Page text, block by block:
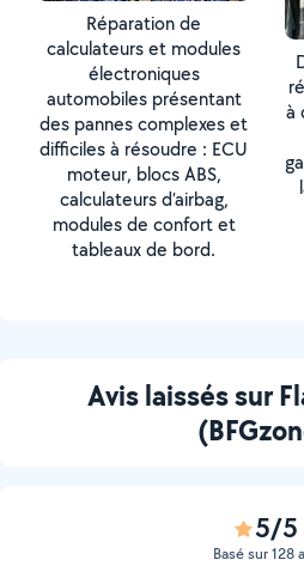
Réparation de
calculateurs et modules
électroniques
automobiles présentant
des pannes complexes et
difficiles à résoudre : ECU
moteur, blocs ABS,
calculateurs d’airbag,
modules de confort et
tableaux de bord.
à
Avis laissés sur
5/5
Basé sur 128